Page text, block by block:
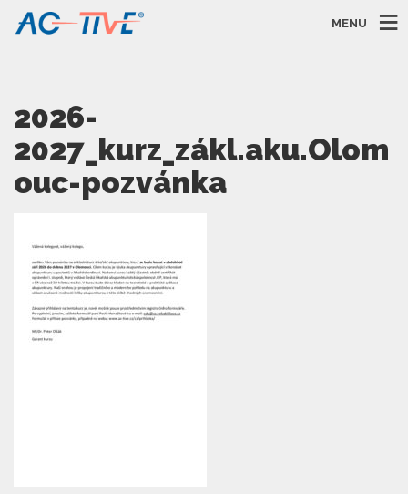
MENU
2026-
2027_kurz_zákl.aku.Olom
ouc-pozvánka